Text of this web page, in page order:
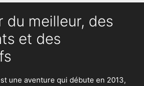
du meilleur, des
et des
une aventure qui débute en 2013,